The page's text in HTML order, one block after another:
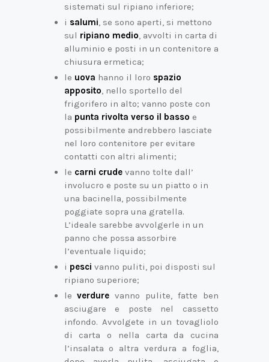
sistemati sul ripiano inferiore;
i salumi, se sono aperti, si mettono
sul ripiano medio, avvolti in carta di
alluminio e posti in un contenitore a
chiusura ermetica;
le uova hanno il loro spazio
apposito, nello sportello del
frigorifero in alto; vanno poste con
la punta rivolta verso il basso e
possibilmente andrebbero lasciate
nel loro contenitore per evitare
contatti con altri alimenti;
le carni crudevanno tolte dall’
involucro e poste su un piatto o in
una bacinella, possibilmente
poggiate sopra una gratella.
L’ideale sarebbe avvolgerle in un
panno che possa assorbire
l’eventuale liquido;
i pesci vanno puliti, poi disposti sul
ripiano superiore;
leverdurevanno pulite, fatte ben
asciugare e poste nel cassetto
infondo. Avvolgete in un tovagliolo
di carta o nella carta da cucina
l’insalata o altra verdura a foglia,